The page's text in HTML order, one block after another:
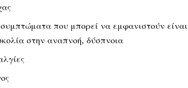
που μπορεί να εμφανιστούν
στην αναπνοή, δύσπνοια